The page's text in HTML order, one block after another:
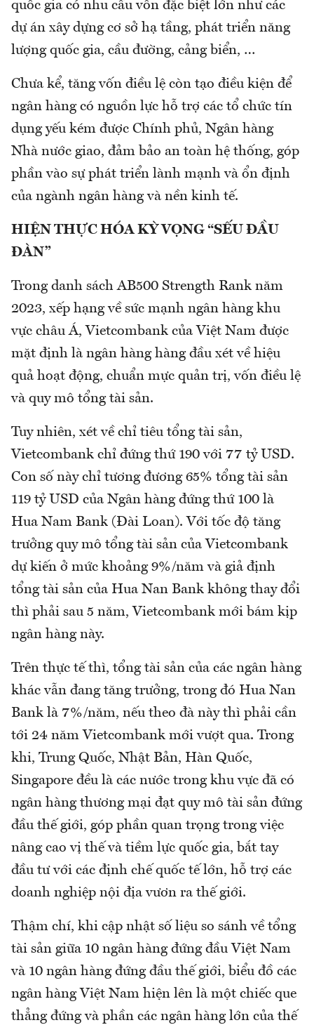
quốc gia có nhu cầu vốn đặc biệt lớn như các
dự án xây dựng cơ sở hạ tầng, phát triển năng
lượng quốc gia, cầu đường, cảng biển, …
Chưa kể, tăng vốn điều lệ còn tạo điều kiện để
ngân hàng có nguồn lực hỗ trợ các tổ chức tín
dụng yếu kém được Chính phủ, Ngân hàng
Nhà nước giao, đảm bảo an toàn hệ thống, góp
phần vào sự phát triển lành mạnh và ổn định
của ngành ngân hàng và nền kinh tế.
HIỆN THỰC HÓA KỲ VỌNG “SẾU ĐẦU
ĐÀN”
Trong danh sách AB500 Strength Rank năm
2023, xếp hạng về sức mạnh ngân hàng khu
vực châu Á, Vietcombank của Việt Nam được
mặt định là ngân hàng hàng đầu xét về hiệu
quả hoạt động, chuẩn mực quản trị, vốn điều lệ
và quy mô tổng tài sản.
Tuy nhiên, xét về chỉ tiêu tổng tài sản,
Vietcombank chỉ đứng thứ 190 với 77 tỷ USD.
Con số này chỉ tương đương 65% tổng tài sản
119 tỷ USD của Ngân hàng đứng thứ 100 là
Hua Nam Bank (Đài Loan). Với tốc độ tăng
trưởng quy mô tổng tài sản của Vietcombank
dự kiến ở mức khoảng 9%/năm và giả định
tổng tài sản của Hua Nan Bank không thay đổi
thì phải sau 5 năm, Vietcombank mới bám kịp
ngân hàng này.
Trên thực tế thì, tổng tài sản của các ngân hàng
khác vẫn đang tăng trưởng, trong đó Hua Nan
Bank là 7%/năm, nếu theo đà này thì phải cần
tới 24 năm Vietcombank mới vượt qua. Trong
khi, Trung Quốc, Nhật Bản, Hàn Quốc,
Singapore đều là các nước trong khu vực đã có
ngân hàng thương mại đạt quy mô tài sản đứng
đầu thế giới, góp phần quan trọng trong việc
nâng cao vị thế và tiềm lực quốc gia, bắt tay
đầu tư với các định chế quốc tế lớn, hỗ trợ các
doanh nghiệp nội địa vươn ra thế giới.
Thậm chí, khi cập nhật số liệu so sánh về tổng
tài sản giữa 10 ngân hàng đứng đầu Việt Nam
và 10 ngân hàng đứng đầu thế giới, biểu đồ các
ngân hàng Việt Nam hiện lên là một chiếc que
thẳng đứng và phần các ngân hàng lớn của thế